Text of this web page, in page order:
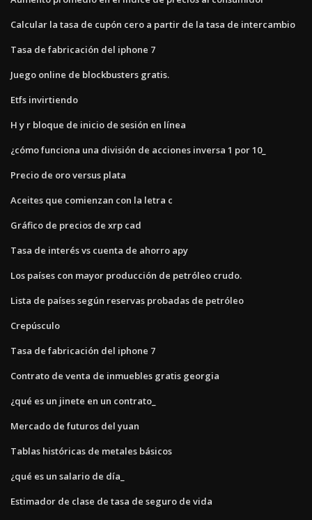
Calcular la tasa de cupón cero a partir de la tasa de intercambio
Tasa de fabricación del iphone 7
Juego online de blockbusters gratis.
Etfs invirtiendo
H y r bloque de inicio de sesión en línea
¿cómo funciona una división de acciones inversa 1 por 10_
Precio de oro versus plata
Aceites que comienzan con la letra c
Gráfico de precios de xrp cad
Tasa de interés vs cuenta de ahorro apy
Los países con mayor producción de petróleo crudo.
Lista de países según reservas probadas de petróleo
Crepúsculo
Tasa de fabricación del iphone 7
Contrato de venta de inmuebles gratis georgia
¿qué es un jinete en un contrato_
Mercado de futuros del yuan
Tablas históricas de metales básicos
¿qué es un salario de día_
Estimador de clase de tasa de seguro de vida